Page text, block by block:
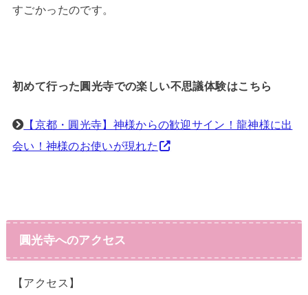
すごかったのです。
初めて行った圓光寺での楽しい不思議体験はこちら
【京都・圓光寺】神様からの歓迎サイン！龍神様に出
会い！神様のお使いが現れた
圓光寺へのアクセス
【アクセス】